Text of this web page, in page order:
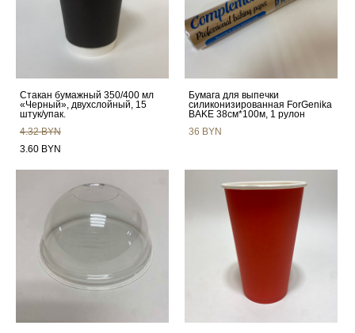
Стакан бумажный 350/400 мл
«Черный», двухслойный, 15
штук/упак.
4.32 BYN
3.60 BYN
Бумага для выпечки
силиконизированная ForGenika
BAKE 38см*100м, 1 рулон
36 BYN